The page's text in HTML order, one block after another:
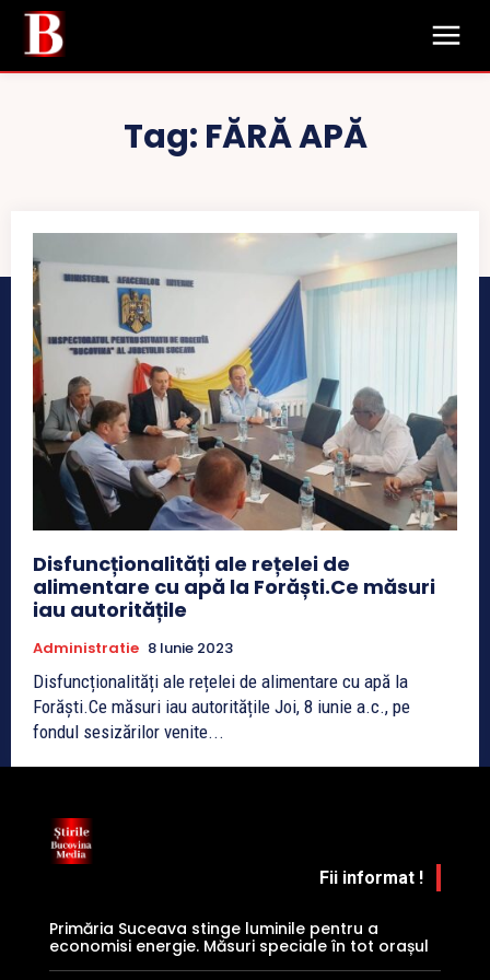
Tag: FĂRĂ APĂ
Disfuncționalități ale rețelei de
alimentare cu apă la Forăști.Ce măsuri
iau autoritățile
Administratie 8 Iunie 2023
Disfuncționalități ale rețelei de alimentare cu apă la
Forăști.Ce măsuri iau autoritățile Joi, 8 iunie a.c., pe
fondul sesizărilor venite...
Fii informat !
Primăria Suceava stinge luminile pentru a
economisi energie. Măsuri speciale în tot orașul